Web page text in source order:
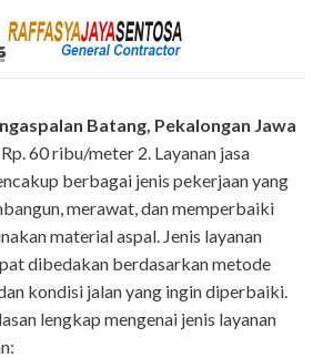
Batang, Pekalongan Jawa
60 ribu/meter 2. Layanan jasa
berbagai jenis pekerjaan yang
merawat, dan memperbaiki
material aspal. Jenis layanan
dibedakan berdasarkan metode
kondisi jalan yang ingin diperbaiki.
lengkap mengenai jenis layanan